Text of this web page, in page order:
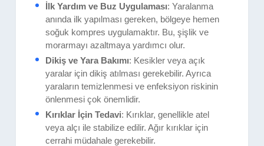
İlk Yardım ve Buz Uygulaması: Yaralanma
anında ilk yapılması gereken, bölgeye hemen
soğuk kompres uygulamaktır. Bu, şişlik ve
morarmayı azaltmaya yardımcı olur.
Dikiş ve Yara Bakımı: Kesikler veya açık
yaralar için dikiş atılması gerekebilir. Ayrıca
yaraların temizlenmesi ve enfeksiyon riskinin
önlenmesi çok önemlidir.
Kırıklar İçin Tedavi: Kırıklar, genellikle atel
veya alçı ile stabilize edilir. Ağır kırıklar için
cerrahi müdahale gerekebilir.